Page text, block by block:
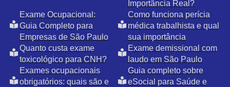
Importância Real?
Exame Ocupacional:
Guia Completo para
Empresas de São Paulo
Como funciona perícia
médica trabalhista e qual
sua importância
Quanto custa exame
toxicológico para CNH?
Exame demissional com
laudo em São Paulo
Exames ocupacionais
obrigatórios: quais são e
Guia completo sobre
eSocial para Saúde e